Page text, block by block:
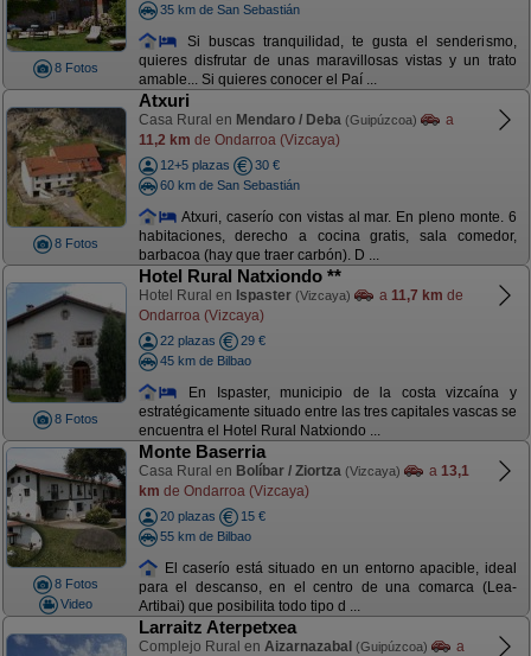
8 Fotos
35 km de San Sebastián
Si buscas tranquilidad, te gusta el senderismo,
quieres disfrutar de unas maravillosas vistas y un trato
amable... Si quieres conocer el Paí ...
8 Fotos
Atxuri
Casa Rural en Mendaro / Deba (Guipúzcoa)
a
11,2 km de Ondarroa (Vizcaya)
12+5 plazas
30 €
60 km de San Sebastián
Atxuri, caserío con vistas al mar. En pleno monte. 6
habitaciones, derecho a cocina gratis, sala comedor,
barbacoa (hay que traer carbón). D ...
8 Fotos
Hotel Rural Natxiondo **
Hotel Rural en Ispaster (Vizcaya) a 11,7 km de
Ondarroa (Vizcaya)
22 plazas
29 €
45 km de Bilbao
En Ispaster, municipio de la costa vizcaína y
estratégicamente situado entre las tres capitales vascas se
encuentra el Hotel Rural Natxiondo ...
8 Fotos
Video
Monte Baserria
Casa Rural en Bolíbar / Ziortza (Vizcaya) a 13,1
km de Ondarroa (Vizcaya)
20 plazas
15 €
55 km de Bilbao
El caserío está situado en un entorno apacible, ideal
para el descanso, en el centro de una comarca (Lea-
Artibai) que posibilita todo tipo d ...
Larraitz Aterpetxea
Complejo Rural en Aizarnazabal (Guipúzcoa)
a